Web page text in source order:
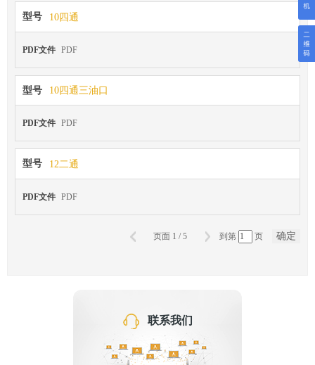
型号 10四通
PDF文件 PDF
型号 10四通三油口
PDF文件 PDF
型号 12二通
PDF文件 PDF
页面 1 /5 到第 页 确定
联系我们